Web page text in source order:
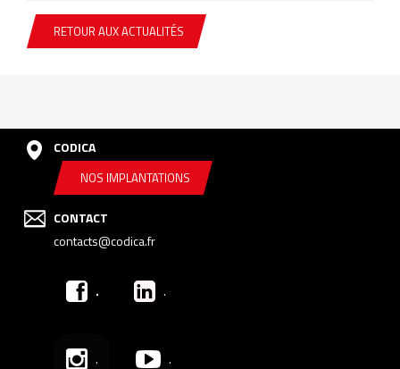
RETOUR AUX ACTUALITÉS
CODICA
NOS IMPLANTATIONS
CONTACT
contacts@codica.fr
. .
. .